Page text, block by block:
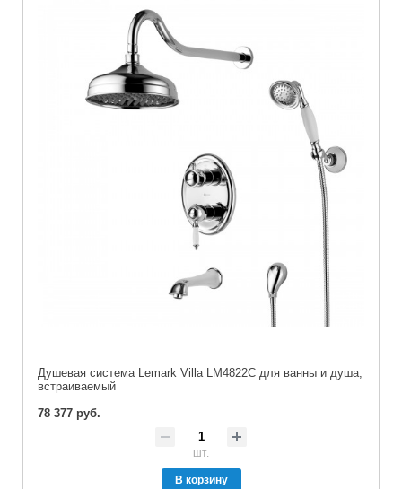
Душевая система Lemark Villa LM4822C для ванны и душа,
встраиваемый
78 377 руб.
шт.
В корзину